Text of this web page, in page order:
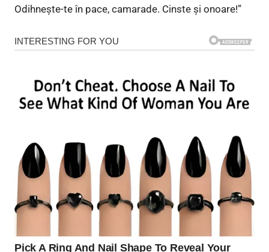
Odihnește-te în pace, camarade. Cinste și onoare!”